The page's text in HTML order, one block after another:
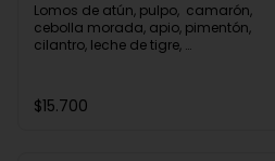
Lomos de atún, pulpo,  camarón,
cebolla morada, apio, pimentón,
cilantro, leche de tigre,
(Picante bajo)
$15.700